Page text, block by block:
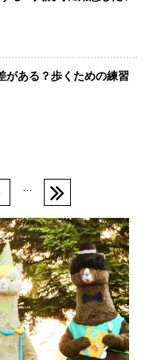
がある？歩くための練習
…